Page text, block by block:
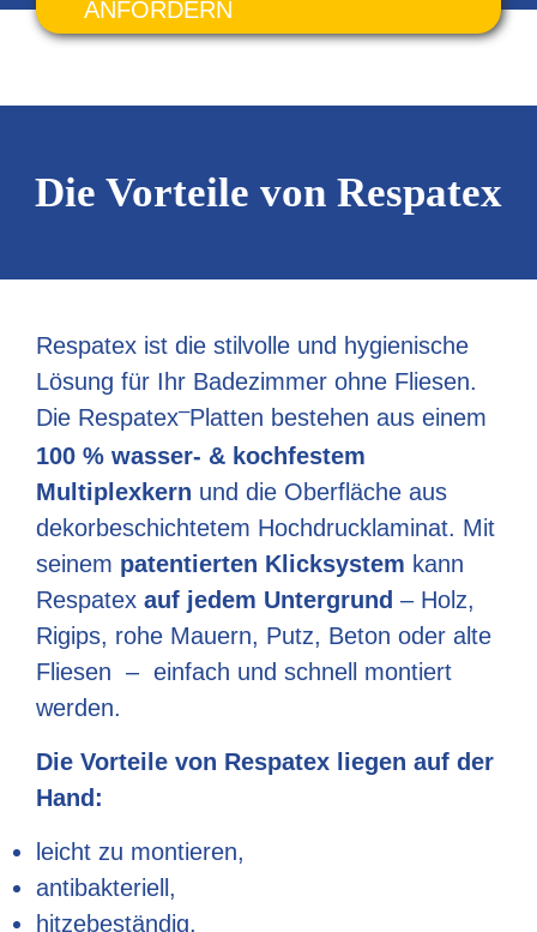
ANFORDERN
Die Vorteile von Respatex
Respatex ist die stilvolle und hygienische
Lösung für Ihr Badezimmer ohne Fliesen.
Die Respatex–Platten bestehen aus einem
100 % wasser- & kochfestem
Multiplexkern und die Oberfläche aus
dekorbeschichtetem Hochdrucklaminat. Mit
seinem patentierten Klicksystem kann
Respatex auf jedem Untergrund – Holz,
Rigips, rohe Mauern, Putz, Beton oder alte
Fliesen – einfach und schnell montiert
werden.
Die Vorteile von Respatex liegen auf der
Hand:
leicht zu montieren,
antibakteriell,
hitzebeständig,